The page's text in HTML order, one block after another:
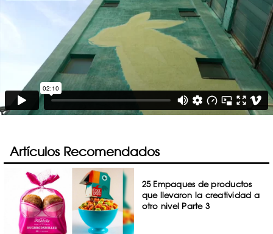
Artículos Recomendados
25 Empaques de productos
que llevaron la creatividad a
otro nivel Parte 3